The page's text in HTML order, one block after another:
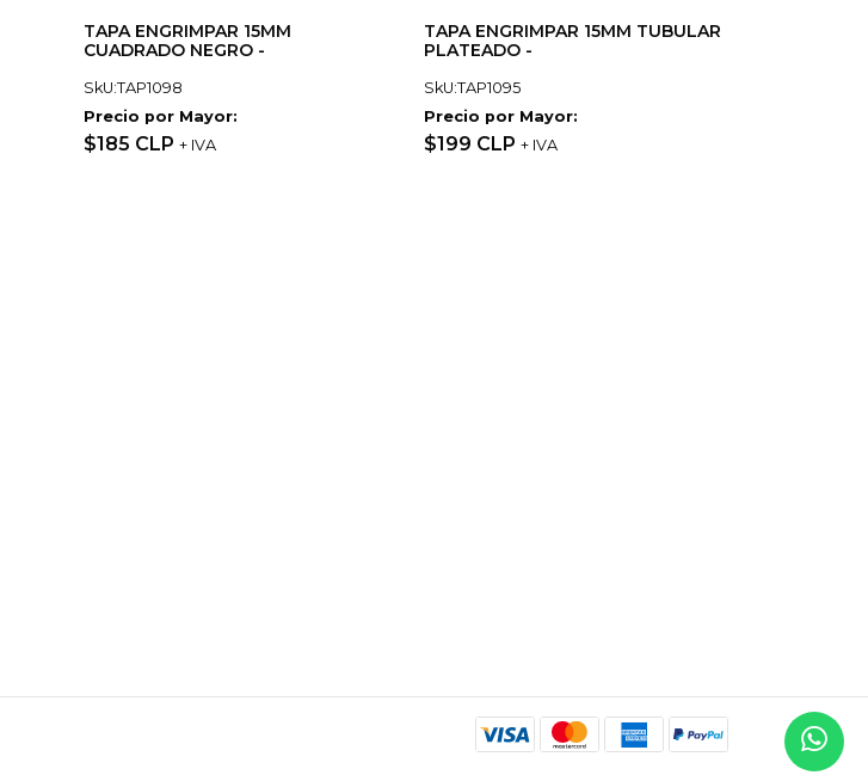
TAPA ENGRIMPAR 15MM
CUADRADO NEGRO -
SkU:TAP1098
Precio por Mayor:
$185 CLP + IVA
TAPA ENGRIMPAR 15MM TUBULAR
PLATEADO -
SkU:TAP1095
Precio por Mayor:
$199 CLP + IVA